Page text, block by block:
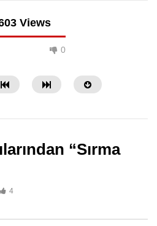
Views
0
“Sırma
4